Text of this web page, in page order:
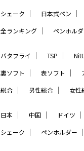
シェーク ｜ 日本式ペン ｜
全ランキング ｜ ペンホル
バタフライ ｜ TSP ｜
裏ソフト ｜ 表ソフト ｜
総合 ｜ 男性総合 ｜ 女性
日本 ｜ 中国 ｜ ドイツ ｜
シェーク ｜ ペンホルダー ｜